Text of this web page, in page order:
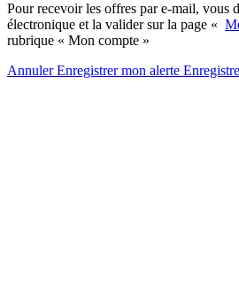
Pour recevoir les offres par e-mail, vous
électronique et la valider sur la page «
rubrique « Mon compte »
AnnulerEnregistrer mon alerte